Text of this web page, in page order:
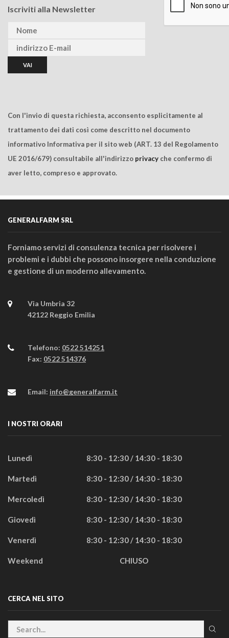
Iscriviti alla Newsletter
Con l'invio di questa richiesta, acconsento esplicitamente al
trattamento dei dati così come descritto nel documento
informativo Informativa per il sito web (ART. 13 del Regolamento
UE 2016/679) consultabile all'indirizzo privacy che confermo di
aver letto, compreso e approvato.
GENERALFARM SRL
Forniamo servizi di consulenza tecnica per risolvere i
problemi e i dubbi che possono insorgere nella conduzione
e gestione di un moderno allevamento.
Via Umbria 32
42122 Reggio Emilia
Telefono: 0522 514251
Fax: 0522 514376
Email: info@generalfarm.it
I NOSTRI ORARI
Lunedì 8:30 - 12:30 / 14:30 - 18:30
Martedì 8:30 - 12:30 / 14:30 - 18:30
Mercoledì 8:30 - 12:30 / 14:30 - 18:30
Giovedì 8:30 - 12:30 / 14:30 - 18:30
Venerdì 8:30 - 12:30 / 14:30 - 18:30
Weekend CHIUSO
CERCA NEL SITO